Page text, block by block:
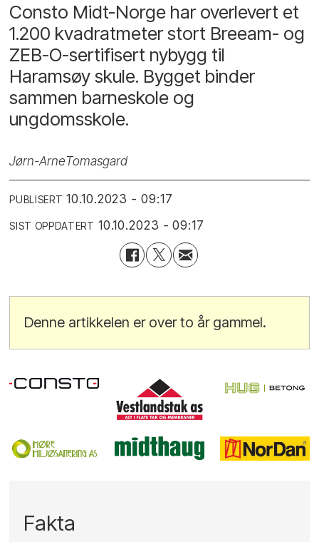
Consto Midt-Norge har overlevert et
1.200 kvadratmeter stort Breeam- og
ZEB-O-sertifisert nybygg til
Haramsøy skule. Bygget binder
sammen barneskole og
ungdomsskole.
Jørn-ArneTomasgard
PUBLISERT 10.10.2023 - 09:17
SIST OPPDATERT 10.10.2023 - 09:17
Denne artikkelen er over to år gammel.
Fakta